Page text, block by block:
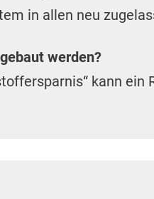
in allen neu
werden?
kann